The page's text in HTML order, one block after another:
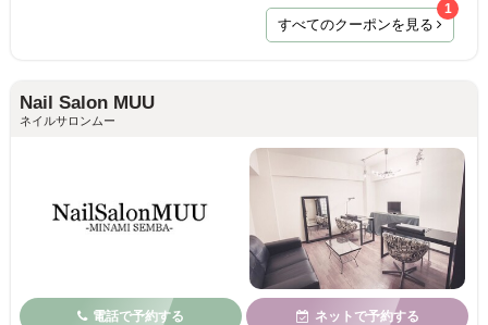
すべてのクーポンを見る
1
Nail Salon MUU
ネイルサロンムー
電話で予約する ネットで予約する